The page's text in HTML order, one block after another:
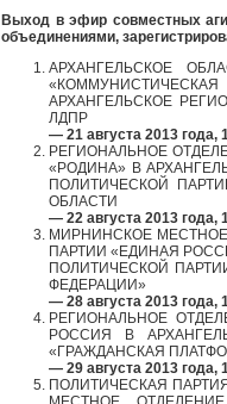
Выход в эфир совместных
объединениями,
АРХАНГЕЛЬСКОЕ
АРХАНГЕЛЬСКОЕ
ЛДПР
— 21 августа 2013 года,
РЕГИОНАЛЬНОЕ
«РОДИНА» В
ПОЛИТИЧЕСКОЙ
ОБЛАСТИ
— 22 августа 2013 года,
МИРНИНСКОЕ
ПАРТИИ «ЕДИНАЯ
ПОЛИТИЧЕСКОЙ
ФЕДЕРАЦИИ»
— 28 августа 2013 года,
РЕГИОНАЛЬНОЕ
РОССИЯ В
«ГРАЖДАНСКАЯ
— 29 августа 2013 года,
ПОЛИТИЧЕСКАЯ